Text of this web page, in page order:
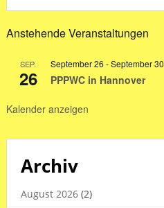
Hallenzeiten
den
2026
Anstehende Veranstaltungen
SEP.
26
September 26 -September 30
PPPWC in Hannover
Kalender anzeigen
Archiv
August 2026(2)